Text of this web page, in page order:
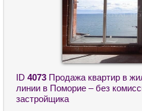
ID 4073 Продажа квартир в
линии в Поморие – без
застройщика